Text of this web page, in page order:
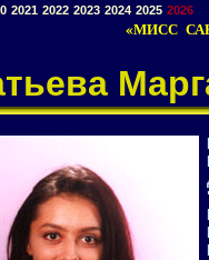
2021 2022 2023 2024 2025 2026
«МИСС